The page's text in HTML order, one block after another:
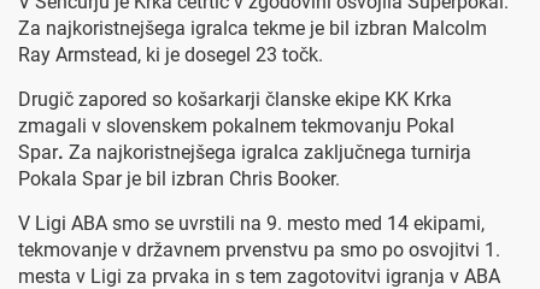
Za najkoristnejšega igralca tekme je bil izbran Malcolm
Ray Armstead, ki je dosegel 23 točk.
Drugič zapored so košarkarji članske ekipe KK Krka
zmagali v slovenskem pokalnem tekmovanju Pokal
Spar. Za najkoristnejšega igralca zaključnega turnirja
Pokala Spar je bil izbran Chris Booker.
V Ligi ABA smo se uvrstili na 9. mesto med 14 ekipami,
tekmovanje v državnem prvenstvu pa smo po osvojitvi 1.
mesta v Ligi za prvaka in s tem zagotovitvi igranja v ABA